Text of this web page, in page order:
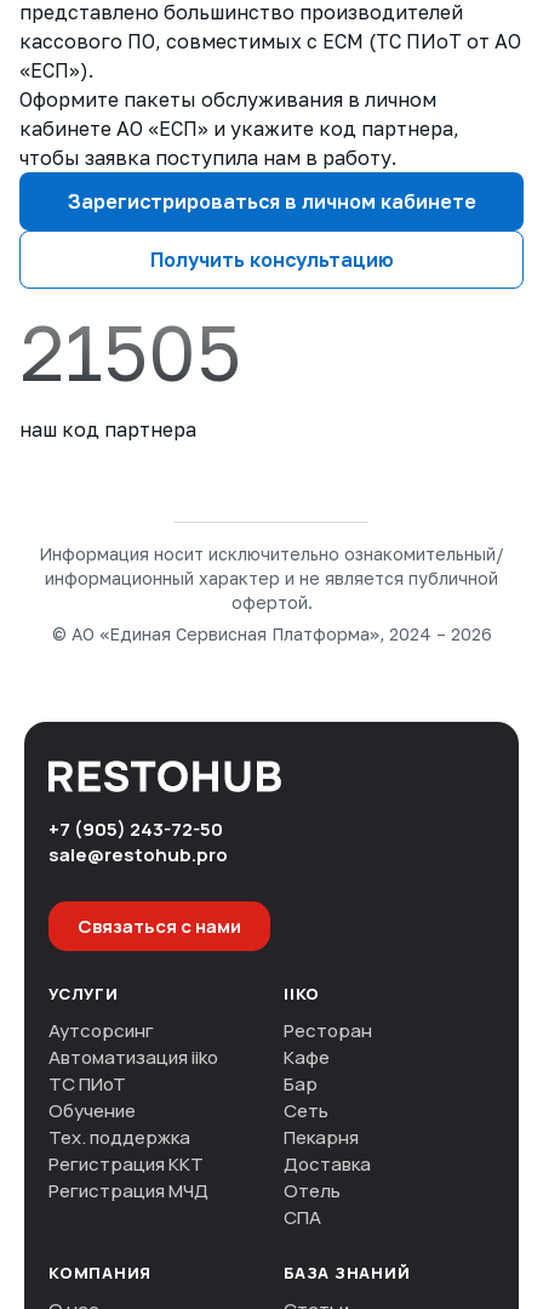
представлено большинство производителей
кассового ПО, совместимых с ЕСМ (ТС ПИоТ от АО
«ЕСП»).
Оформите пакеты обслуживания в личном
кабинете АО «ЕСП» и укажите код партнера,
чтобы заявка поступила нам в работу.
Зарегистрироваться в личном кабинете
Получить консультацию
21505
наш код партнера
Информация носит исключительно ознакомительный/
информационный характер и не является публичной
офертой.
© АО «Единая Сервисная Платформа», 2024 – 2026
+7 (905) 243-72-50
sale@restohub.pro
Связаться с нами
УСЛУГИ
Аутсорсинг
Автоматизация iiko
ТС ПИоТ
Обучение
Тех. поддержка
Регистрация ККТ
Регистрация МЧД
IIKO
Ресторан
Кафе
Бар
Сеть
Пекарня
Доставка
Отель
СПА
КОМПАНИЯ БАЗА ЗНАНИЙ